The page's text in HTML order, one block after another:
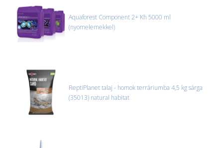
Aquaforest Component 2+ Kh 5000 ml
(nyomelemekkel)
ReptiPlanet talaj - homok terráriumba 4,5 kg sárga
(35013) natural habitat